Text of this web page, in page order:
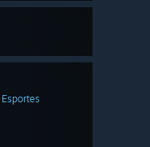
Esportes